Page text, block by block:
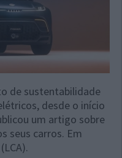
de sustentabilidade
desde o início
um artigo sobre
seus carros. Em
(LCA).